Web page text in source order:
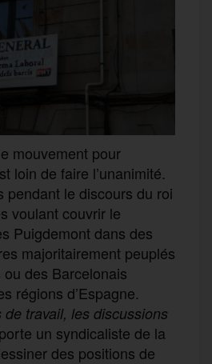
mouvement pour
loin de faire l’unanimité.
pendant le discours du roi
voulant couvrir le
Puigdemont dans des
majoritairement peuplés
des Barcelonais
régions d’Espagne.
travail, les discussions
un syndicaliste de la
des positions de